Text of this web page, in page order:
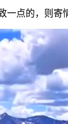
的，则寄